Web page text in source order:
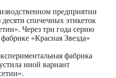
предприятии
спичечных этикеток
Через три года серию
«Красная Звезда»
фабрика
иной вариант